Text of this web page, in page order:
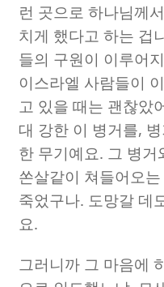
런 곳으로 하나님께
치게 했다고 하는 겁
들의 구원이 이루어
이스라엘 사람들이
고 있을 때는 괜찮았
대 강한 이 병거를,
한 무기예요. 그 병거
쏜살같이 쳐들어오
죽었구나. 도망갈 데
요.
그러니까 그 마음에